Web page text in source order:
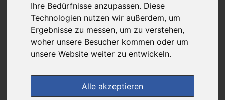
Ihre Bedürfnisse anzupassen. Diese
Technologien nutzen wir außerdem, um
Ergebnisse zu messen, um zu verstehen,
woher unsere Besucher kommen oder um
unsere Website weiter zu entwickeln.
Alle akzeptieren
Kein Preis bekannt
Das gewünschte Produkt ist derzeit bei keinem unserer Partner
erhältlich.
(0) Jetzt bewerten!